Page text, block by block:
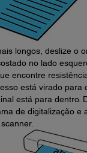
longos, deslize o
no lado
encontre
está virado para
está para dentro.
de digitalização e